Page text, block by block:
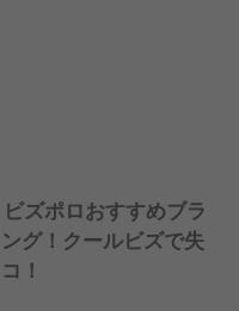
ビズポロおすすめブラ
グ！クールビズで失
！